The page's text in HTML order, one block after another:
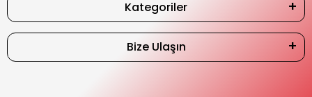
Kategoriler
Bize Ulaşın